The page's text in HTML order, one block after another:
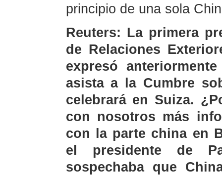
principio de una sola
Reuters: La primera
de Relaciones
expresó
asista a la Cumbre
celebrará en Suiza.
con nosotros más
con la parte china en
el presidente de
sospechaba que